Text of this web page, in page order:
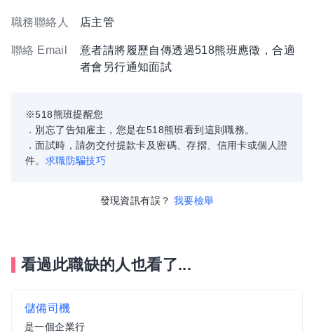
職務聯絡人 店主管
聯絡 Email
意者請將履歷自傳透過518熊班應徵，合適
者會另行通知面試
※518熊班提醒您
．別忘了告知雇主，您是在518熊班看到這則職務。
．面試時，請勿交付提款卡及密碼、存摺、信用卡或個人證
件。 求職防騙技巧
發現資訊有誤？ 我要檢舉
看過此職缺的人也看了...
儲備司機
是一個企業行